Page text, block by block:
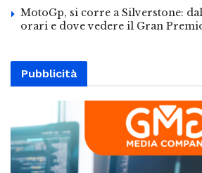
MotoGp, si corre a Silverstone:
orari e dove vedere il Gran
Pubblicità